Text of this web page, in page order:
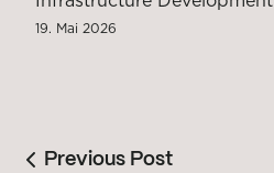
19. Mai 2026
Previous Post